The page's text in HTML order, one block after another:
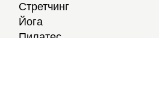
Стретчинг
Йога
Пилатес